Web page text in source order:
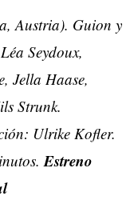
Austria). Guion y
Seydoux,
Jella Haase,
Strunk.
Ulrike Kofler.
Estreno